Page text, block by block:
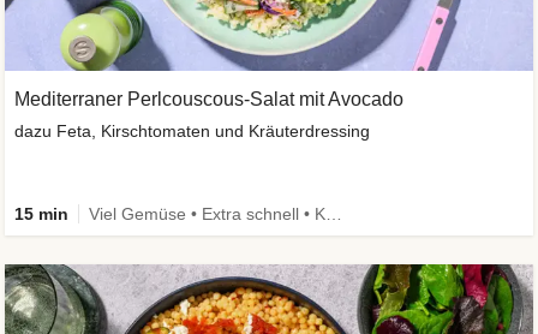
Mediterraner Perlcouscous-Salat mit Avocado
dazu Feta, Kirschtomaten und Kräuterdressing
15 min